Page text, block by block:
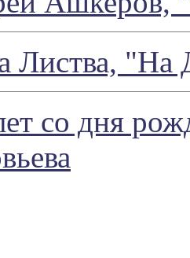
Листва, "На
со дня